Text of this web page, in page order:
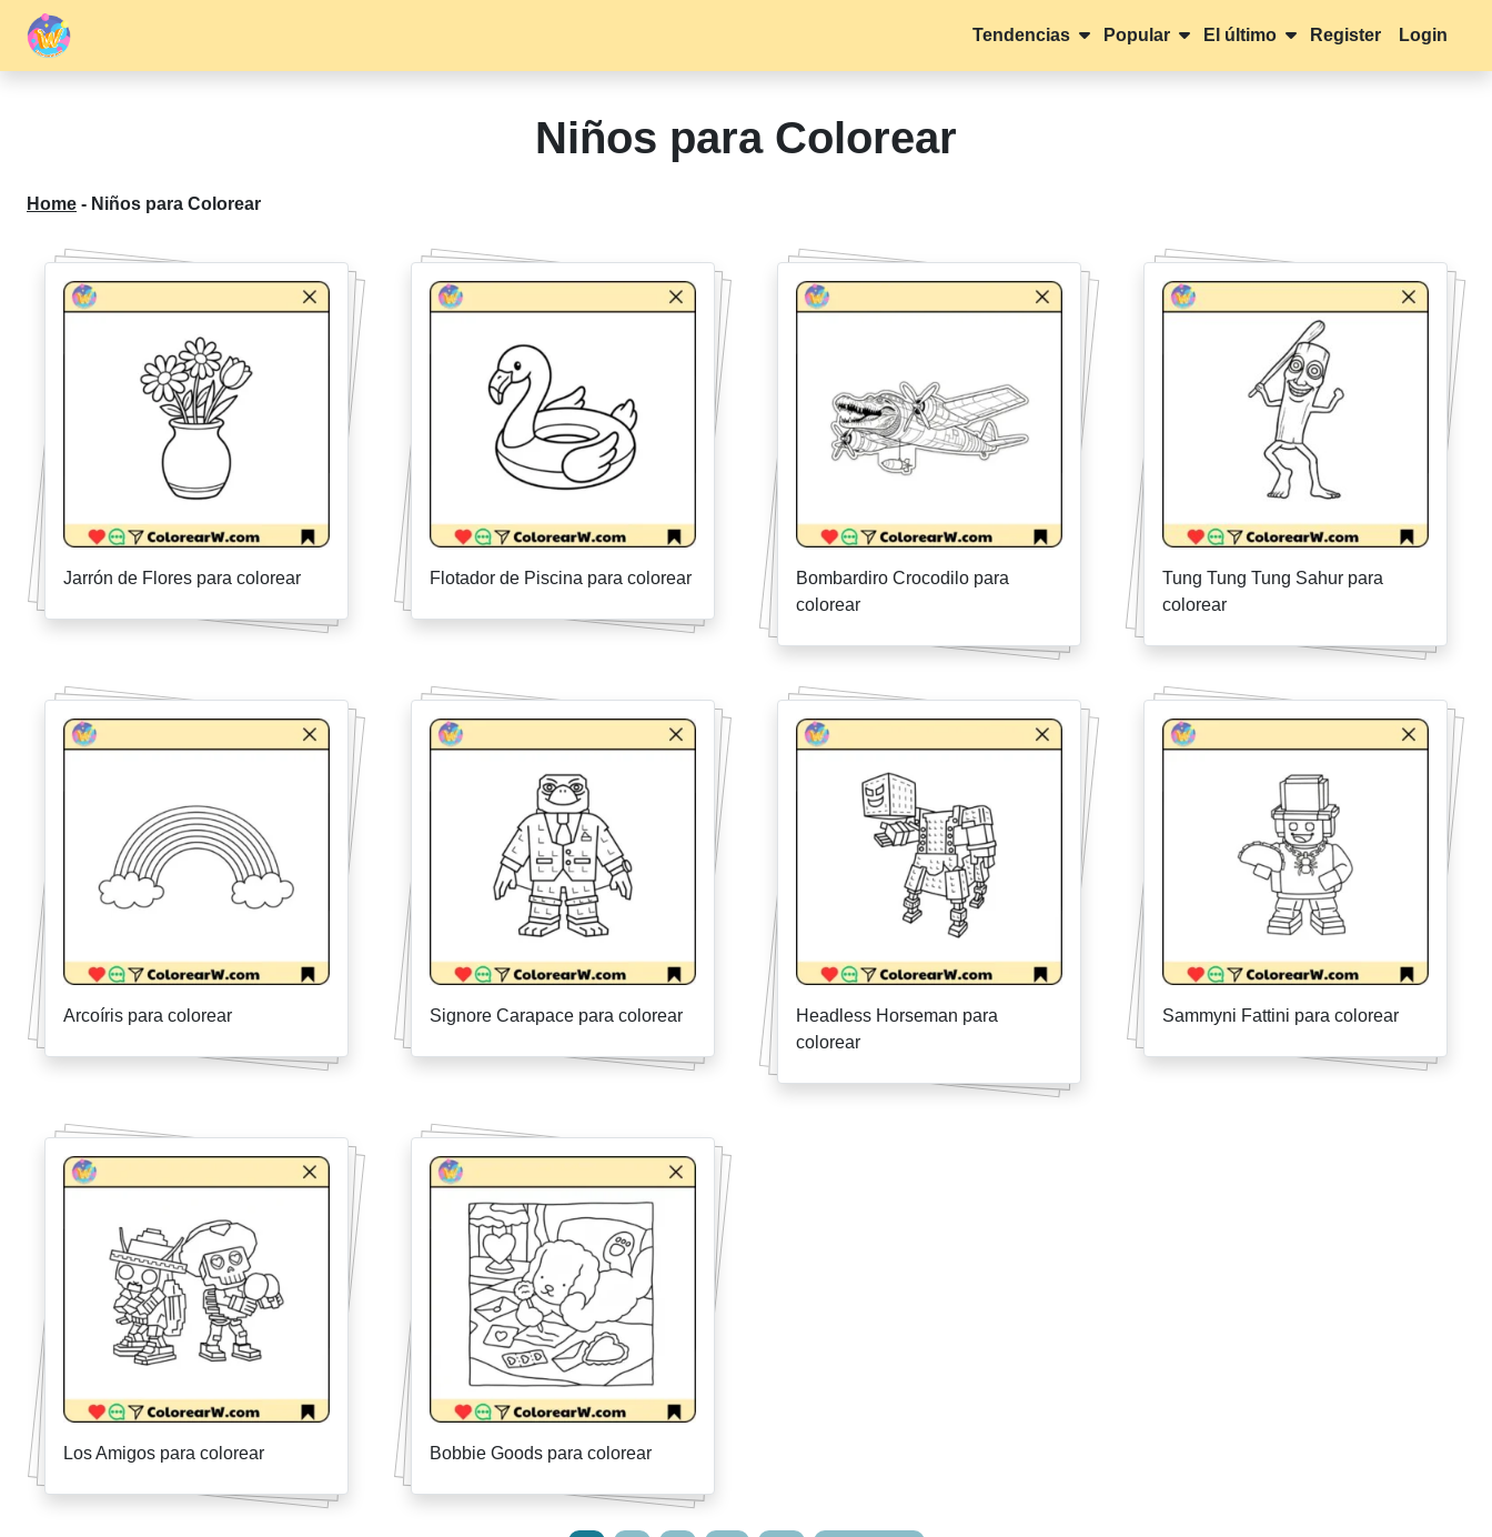
Tendencias Popular El último Register Login
Niños para Colorear
Home - Niños para Colorear
Jarrón de Flores para colorear Flotador de Piscina para colorear
Bombardiro Crocodilo para
colorear
Tung Tung Tung Sahur para
colorear
Arcoíris para colorear Signore Carapace para colorear
Headless Horseman para
colorear
Sammyni Fattini para colorear
Los Amigos para colorear Bobbie Goods para colorear